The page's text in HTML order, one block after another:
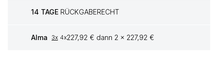
14 TAGE RÜCKGABERECHT
Alma 3x 4x227,92 € dann 2 x 227,92 €